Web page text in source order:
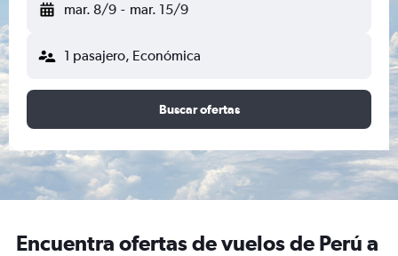
mar. 8/9 - mar. 15/9
1 pasajero, Económica
Buscar ofertas
Encuentra ofertas de vuelos de Perú a